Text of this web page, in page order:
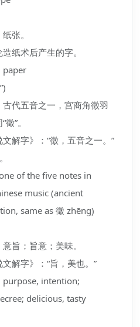
张。
纸术后产生的字。
paper
代五音之一，宫商角徵羽
”。
解字》：“徵，五音之一。”
of the five notes in
music (ancient
same as 徵 zhēng)
旨；旨意；美味。
解字》：“旨，美也。”
purpose, intention;
delicious, tasty